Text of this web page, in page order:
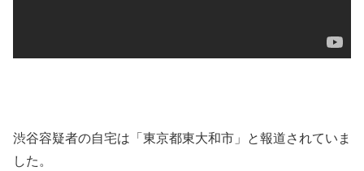
渋谷容疑者の自宅は「東京都東大和市」と報道されていま
した。